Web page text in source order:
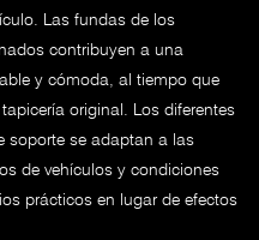
Las fundas de los
contribuyen a una
y cómoda, al tiempo que
original. Los diferentes
soporte se adaptan a las
de vehículos y condiciones
prácticos en lugar de efectos